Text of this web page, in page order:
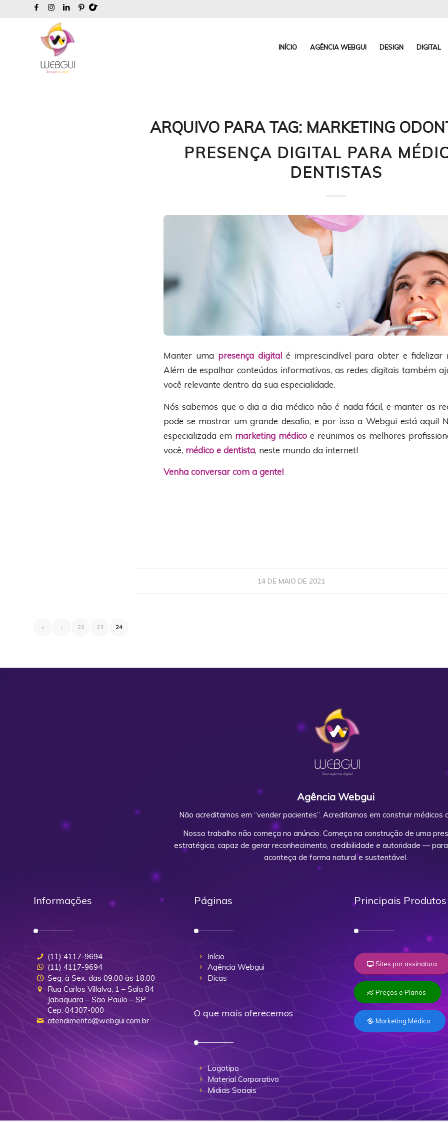
INÍCIO AGÊNCIA WEBGUI DESIGN DIGITAL
ARQUIVO PARA TAG: MARKETING
PRESENÇA DIGITAL PARA
DENTISTAS
Manter uma presença digitalé imprescindível para obter e fidelizar
Além de espalhar conteúdos informativos, as redes digitais também
você relevante dentro da sua especialidade.
Nós sabemos que o dia a dia médico não é nada fácil, e manter as
pode se mostrar um grande desafio, e por isso a Webgui está aqui!
especializada em marketing médicoe reunimos os melhores
você, médico e dentista, neste mundo da internet!
Venha conversar com a gente!
14 DE MAIO DE 2021
« ‹ 22 23 24
Agência Webgui
Não acreditamos em “vender pacientes”. Acreditamos em construir médicos
Nosso trabalho não começa no anúncio. Começa na construção de uma
estratégica, capaz de gerar reconhecimento, credibilidade e autoridade —
aconteça de forma natural e sustentável.
Informações
(11) 4117-9694
(11) 4117-9694
Seg. à Sex. das 09:00 às 18:00
Rua Carlos Villalva, 1 – Sala 84
Jabaquara – São Paulo – SP
Cep: 04307-000
atendimento@webgui.com.br
Páginas
Início
Agência Webgui
Dicas
O que mais oferecemos
Logotipo
Material Corporativo
Midias Sociais
Principais Produtos
Sites por assinatura
Preços e Planos
Marketing Médico